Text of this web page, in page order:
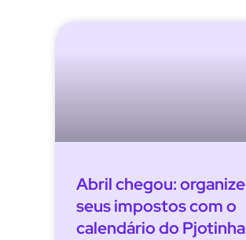
Abril chegou: organize
seus impostos com o
calendário do Pjotinha